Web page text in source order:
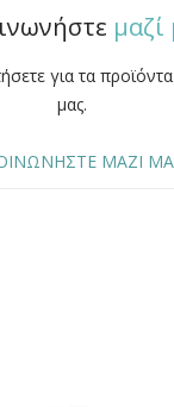
μαζί
για τα προϊόντα
μας.
ΜΑΖΙ